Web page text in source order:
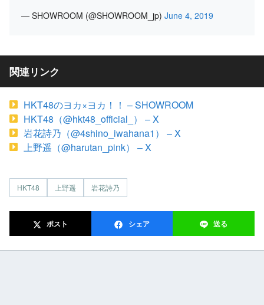
— SHOWROOM (@SHOWROOM_jp) June 4, 2019
関連リンク
HKT48のヨカ×ヨカ！！ – SHOWROOM
HKT48（@hkt48_official_） – X
岩花詩乃（@4shino_iwahana1） – X
上野遥（@harutan_pink） – X
HKT48 上野遥 岩花詩乃
ポスト シェア 送る